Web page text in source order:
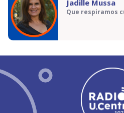
Jadille Mussa
Que respiramos